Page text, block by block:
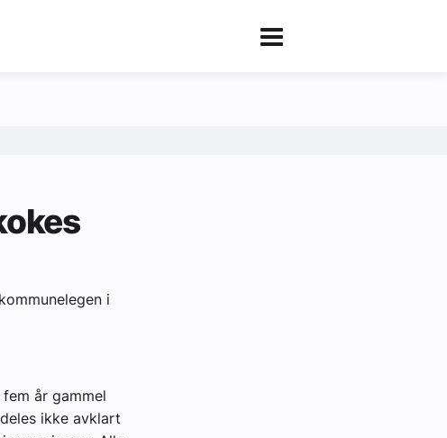
i
år gammel
ikke avklart